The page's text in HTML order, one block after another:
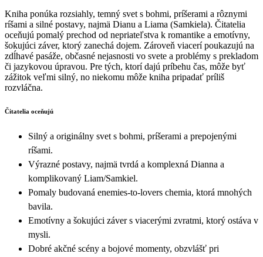
Kniha ponúka rozsiahly, temný svet s bohmi, príšerami a rôznymi
ríšami a silné postavy, najmä Dianu a Liama (Samkiela). Čitatelia
oceňujú pomalý prechod od nepriateľstva k romantike a emotívny,
šokujúci záver, ktorý zanechá dojem. Zároveň viacerí poukazujú na
zdĺhavé pasáže, občasné nejasnosti vo svete a problémy s prekladom
či jazykovou úpravou. Pre tých, ktorí dajú príbehu čas, môže byť
zážitok veľmi silný, no niekomu môže kniha pripadať príliš
rozvláčna.
Čitatelia oceňujú
Silný a originálny svet s bohmi, príšerami a prepojenými
ríšami.
Výrazné postavy, najmä tvrdá a komplexná Dianna a
komplikovaný Liam/Samkiel.
Pomaly budovaná enemies-to-lovers chemia, ktorá mnohých
bavila.
Emotívny a šokujúci záver s viacerými zvratmi, ktorý ostáva v
mysli.
Dobré akčné scény a bojové momenty, obzvlášť pri